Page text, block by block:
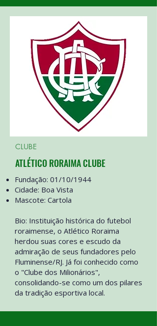
CLUBE
ATLÉTICO RORAIMA CLUBE
Fundação: 01/10/1944
Cidade: Boa Vista
Mascote: Cartola
Bio: Instituição histórica do futebol
roraimense, o Atlético Roraima
herdou suas cores e escudo da
admiração de seus fundadores pelo
Fluminense/RJ. Já foi conhecido como
o "Clube dos Milionários",
consolidando-se como um dos pilares
da tradição esportiva local.